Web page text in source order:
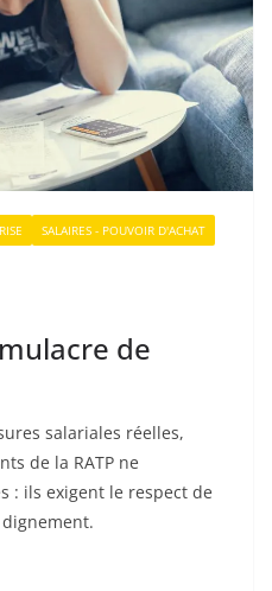
SALAIRES - POUVOIR D'ACHAT
de
salariales réelles,
de la RATP ne
: ils exigent le respect de